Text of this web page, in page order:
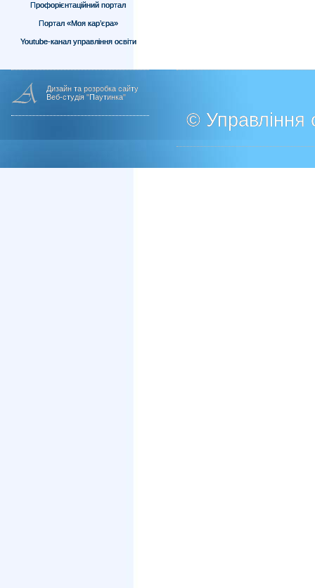
Профорієнтаційний портал
Портал «Моя кар’єра»
Youtube-канал управління освіти
Дизайн та розробка сайту
Веб-студія "Паутинка"
© Управління